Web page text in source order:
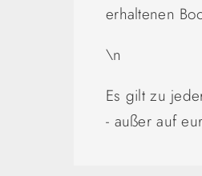
erhaltenen
\n
Es gilt zu
- außer auf